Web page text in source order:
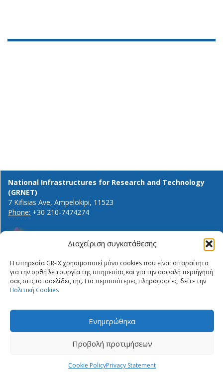
Διαχείριση συγκατάθεσης
Η υπηρεσία GR-IX χρησιμοποιεί μόνο cookies που είναι απαραίτητα
για την ορθή λειτουργία της υπηρεσίας και για την ασφαλή περιήγησή
σας στις ιστοσελίδες της. Για περισσότερες πληροφορίες, δείτε την
Πολιτική Cookies
Ενημερώθηκα
Προβολή προτιμήσεων
Cookie PolicyPrivacy Statement
National Infrastructures for Research and Technology
(GRNET)
7 Kifisias Ave, Ampelokipi, 11523
Phone: +30 210-7474274
General info and inquiries:
info@gr-ix.gr
Members only:
GR-IX helpdesk
X LinkedIn
ΔΉΛΩΣΗ ΙΔΙΩΤΙΚΌΤΗΤΑΣ
ΠΟΛΙΤΙΚΉ COOKIES